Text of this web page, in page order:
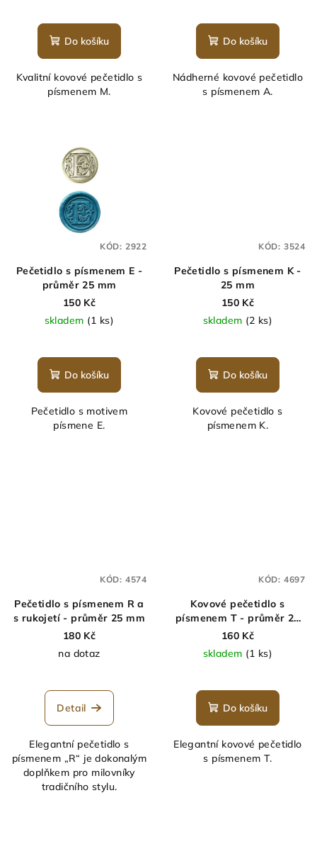
hodnocení
produktu
z
5
Do košíku
Kvalitní kovové pečetidlo s
písmenem M.
Do košíku
Nádherné kovové pečetidlo
s písmenem A.
Pečetidlo s písmenem E -
průměr 25 mm
150 Kč
skladem (1 ks)
Do košíku
Pečetidlo s motivem
písmene E.
KÓD: 2922
Pečetidlo s písmenem K -
25 mm
150 Kč
skladem (2 ks)
Do košíku
Kovové pečetidlo s
písmenem K.
KÓD: 3524
Pečetidlo s písmenem R a
s rukojetí - průměr 25 mm
180 Kč
na dotaz
hodnocení
produktu
z
5
hvězdiček.
Detail
Elegantní pečetidlo s
písmenem „R“ je dokonalým
doplňkem pro milovníky
tradičního stylu.
KÓD: 4574
Kovové pečetidlo s
písmenem T - průměr 25
mm
160 Kč
skladem (1 ks)
Do košíku
Elegantní kovové pečetidlo
s písmenem T.
KÓD: 4697